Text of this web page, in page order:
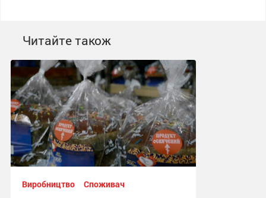
Читайте також
Виробництво Споживач